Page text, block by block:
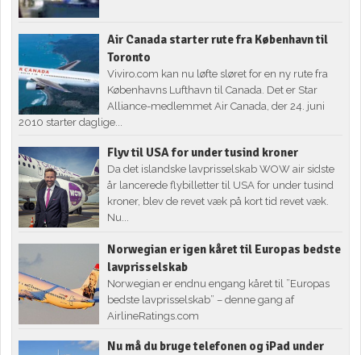
Air Canada starter rute fra København til
Toronto
Viviro.com kan nu løfte sløret for en ny rute fra
Københavns Lufthavn til Canada. Det er Star
Alliance-medlemmet Air Canada, der 24. juni
2010 starter daglige...
Flyv til USA for under tusind kroner
Da det islandske lavprisselskab WOW air sidste
år lancerede flybilletter til USA for under tusind
kroner, blev de revet væk på kort tid revet væk.
Nu...
Norwegian er igen kåret til Europas bedste
lavprisselskab
Norwegian er endnu engang kåret til ”Europas
bedste lavprisselskab” – denne gang af
AirlineRatings.com
Nu må du bruge telefonen og iPad under